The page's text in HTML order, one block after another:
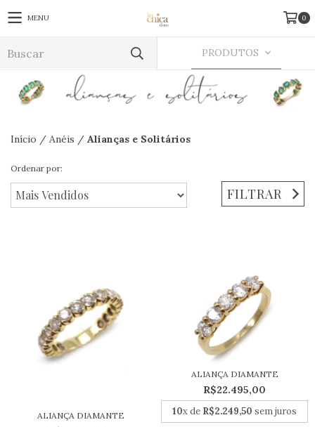
MENU 0
PRODUTOS
Início / Anéis / Alianças e Solitários
Ordenar por:
FILTRAR
ALIANÇA DIAMANTE
ALIANÇA DIAMANTE
R$22.495,00
10x de R$2.249,50 sem juros